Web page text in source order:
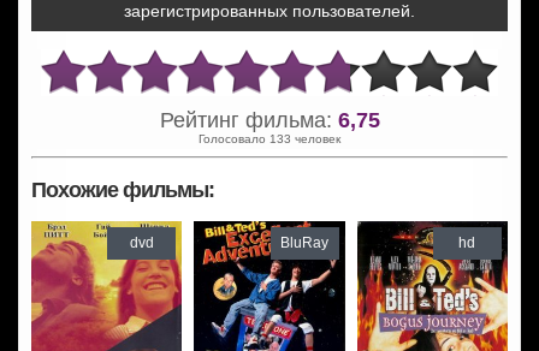
зарегистрированных пользователей.
Рейтинг фильма: 6,75
Голосовало 133 человек
Похожие фильмы:
dvd BluRay hd